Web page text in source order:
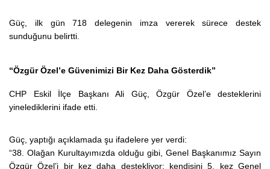
Güç, ilk gün 718 delegenin imza vererek sürece destek
sunduğunu belirtti.
“Özgür Özel’e Güvenimizi Bir Kez Daha Gösterdik”
CHP Eskil İlçe Başkanı Ali Güç, Özgür Özel’e desteklerini
yinelediklerini ifade etti.
Güç, yaptığı açıklamada şu ifadelere yer verdi:
“38. Olağan Kurultayımızda olduğu gibi, Genel Başkanımız Sayın
Özgür Özel’i bir kez daha destekliyor; kendisini 5. kez Genel